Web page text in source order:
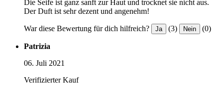
Die Seife ist ganz sanft zur Haut und trocknet sie nicht aus.
Der Duft ist sehr dezent und angenehm!
War diese Bewertung für dich hilfreich? Ja (3) Nein (0)
Patrizia
06. Juli 2021
Verifizierter Kauf